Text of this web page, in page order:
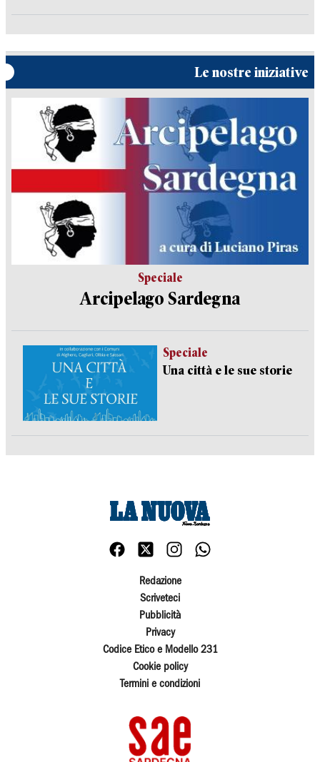
Le nostre iniziative
Speciale
Arcipelago Sardegna
Speciale
Una città e le sue storie
Redazione
Scriveteci
Pubblicità
Privacy
Codice Etico e Modello 231
Cookie policy
Termini e condizioni